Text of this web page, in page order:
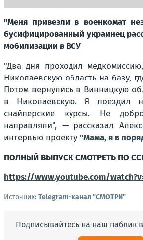
"Меня привезли в военкомат
бусифицированный украинец
мобилизации в ВСУ
"Два дня проходил
Николаевскую область на базу,
Потом вернулись в Винницкую
в Николаевскую. Я поездил
снайперские курсы. Не
направляли", — рассказал
интервью проекту "Мама, я в
ПОЛНЫЙ ВЫПУСК СМОТРЕТЬ ПО
https://www.youtube.com/
Источник: Telegram-канал "СМОТРИ"
Подписывайтесь на наш паблик